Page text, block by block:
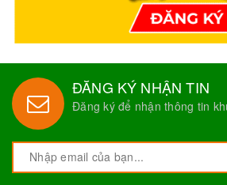
ĐĂNG KÝ NHẬN TIN
Đăng ký để nhận thông tin